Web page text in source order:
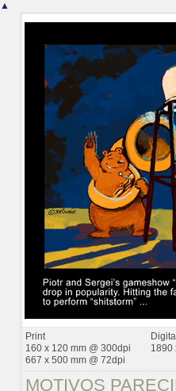
▲
Print
160 x 120 mm @ 300dpi
667 x 500 mm @ 72dpi
Digital
1890
MOTIVOS